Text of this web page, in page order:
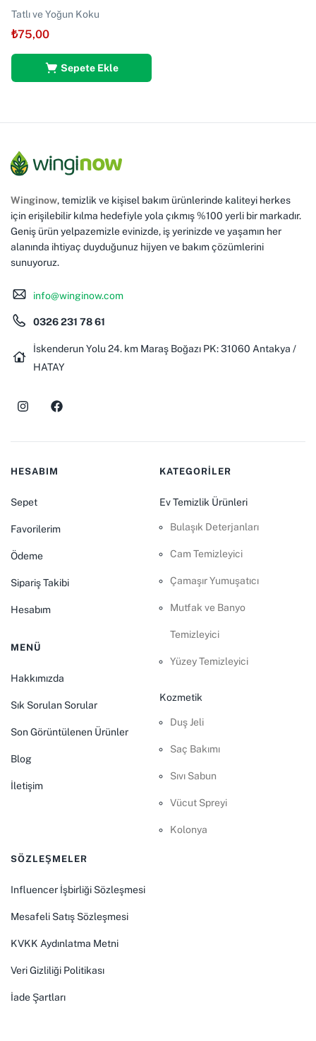
Tatlı ve Yoğun Koku
₺75,00
Sepete Ekle
Winginow, temizlik ve kişisel bakım ürünlerinde kaliteyi herkes
için erişilebilir kılma hedefiyle yola çıkmış %100 yerli bir markadır.
Geniş ürün yelpazemizle evinizde, iş yerinizde ve yaşamın her
alanında ihtiyaç duyduğunuz hijyen ve bakım çözümlerini
sunuyoruz.
info@winginow.com
0326 231 78 61
İskenderun Yolu 24. km Maraş Boğazı PK: 31060 Antakya /
HATAY
HESABIM
Sepet
Favorilerim
Ödeme
Sipariş Takibi
Hesabım
MENÜ
Hakkımızda
Sık Sorulan Sorular
Son Görüntülenen Ürünler
Blog
İletişim
KATEGORİLER
Ev Temizlik Ürünleri
Bulaşık Deterjanları
Cam Temizleyici
Çamaşır Yumuşatıcı
Mutfak ve Banyo
Temizleyici
Yüzey Temizleyici
Kozmetik
Duş Jeli
Saç Bakımı
Sıvı Sabun
Vücut Spreyi
Kolonya
SÖZLEŞMELER
Influencer İşbirliği Sözleşmesi
Mesafeli Satış Sözleşmesi
KVKK Aydınlatma Metni
Veri Gizliliği Politikası
İade Şartları